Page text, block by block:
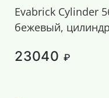
Evabrick Cylinder
бежевый, цилиндр
23040 ₽